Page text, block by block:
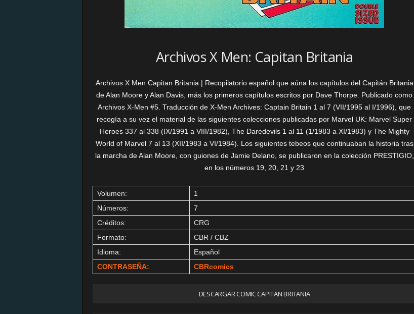
Archivos X Men: Capitan Britania
Archivos X Men Capitan Britania | Recopilatorio español que aúna los capítulos del Capitán Britania
de Alan Moore y Alan Davis, más los primeros capítulos escritos por Dave Thorpe. Publicado como
Archivos X-Men #5. Traducción de X-Men Archives: Captain Britain 1 al 7 (VII/1995 al I/1996), que
recogía a su vez el material de las siguientes colecciones publicadas por Marvel UK: Marvel Super
Heroes 337 al 338 (IX/1991 a VIII/1982), The Daredevils 1 al 11 (1/1983 a XI/1983) y The Mighty
World of Marvel 7 al 13 (XII/1983 a VI/1984). Los siguientes tebeos que continuaban la historia tras
la marcha de Alan Moore, con guiones de Jamie Delano, se publicaron en la colección PRESTIGIO,
en los números 19, 20, 21 y 23
Volumen:
1
Números:
7
Créditos:
CRG
Formato:
CBR / CBZ
Idioma:
Español
CONTRASEÑA:
CBRcomics
DESCARGAR COMIC CAPITAN BRITANIA